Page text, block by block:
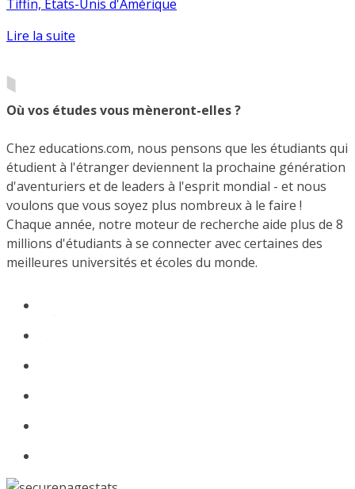
Tiffin, États-Unis d'Amérique
Lire la suite
Où vos études vous mèneront-elles ?
Chez educations.com, nous pensons que les étudiants qui
étudient à l'étranger deviennent la prochaine génération
d'aventuriers et de leaders à l'esprit mondial - et nous
voulons que vous soyez plus nombreux à le faire !
Chaque année, notre moteur de recherche aide plus de 8
millions d'étudiants à se connecter avec certaines des
meilleures universités et écoles du monde.